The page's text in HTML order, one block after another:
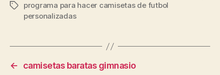
Etiquetas
programa para hacer camisetas de futbol
personalizadas
←
camisetas baratas gimnasio